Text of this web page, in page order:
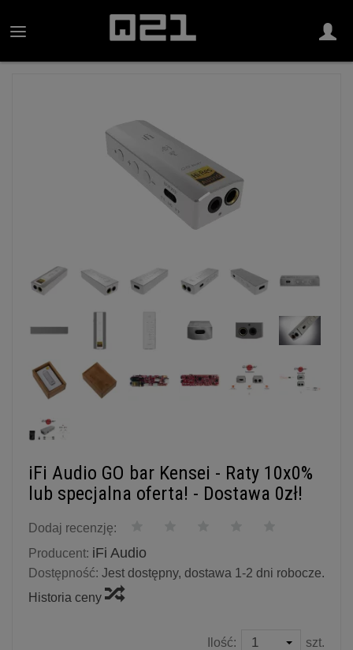
iFi Audio GO bar Kensei - Raty 10x0%
lub specjalna oferta! - Dostawa 0zł!
Dodaj recenzję:
Producent: iFi Audio
Dostępność: Jest dostępny, dostawa 1-2 dni robocze.
Historia ceny
Ilość: szt.